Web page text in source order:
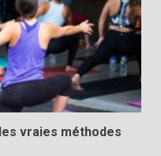
vraies méthodes